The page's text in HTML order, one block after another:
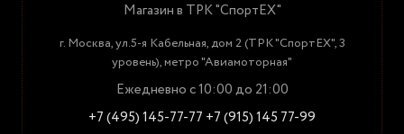
Магазин в ТРК "СпортЕХ"
г. Москва, ул.5-я Кабельная, дом 2 (ТРК "СпортЕХ", 3
уровень), метро "Авиамоторная"
Ежедневно с 10:00 до 21:00
+7 (495) 145-77-77 +7 (915) 145 77-99